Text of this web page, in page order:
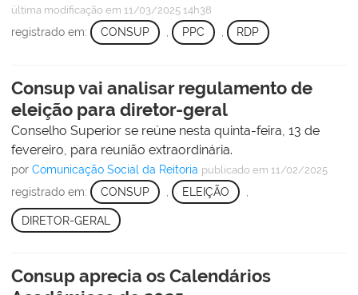
última modificação em 11/03/2025 14h38
registrado em: CONSUP , PPC , RDP
Consup vai analisar regulamento de
eleição para diretor-geral
Conselho Superior se reúne nesta quinta-feira, 13 de
fevereiro, para reunião extraordinária.
por Comunicação Social da Reitoria publicado em 11/02/2025
registrado em: CONSUP ELEIÇÃO
DIRETOR-GERAL
Consup aprecia os Calendários